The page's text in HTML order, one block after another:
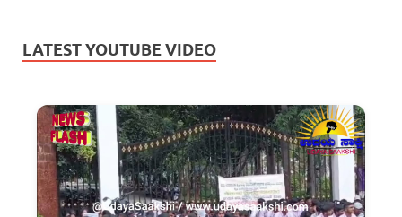
LATEST YOUTUBE VIDEO